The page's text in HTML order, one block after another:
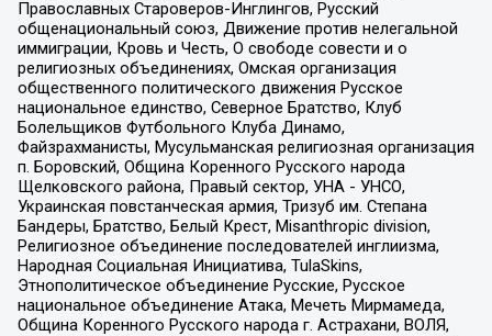
Православных Староверов-Инглингов, Русский
общенациональный союз, Движение против нелегальной
иммиграции, Кровь и Честь, О свободе совести и о
религиозных объединениях, Омская организация
общественного политического движения Русское
национальное единство, Северное Братство, Клуб
Болельщиков Футбольного Клуба Динамо,
Файзрахманисты, Мусульманская религиозная организация
п. Боровский, Община Коренного Русского народа
Щелковского района, Правый сектор, УНА - УНСО,
Украинская повстанческая армия, Тризуб им. Степана
Бандеры, Братство, Белый Крест, Misanthropic division,
Религиозное объединение последователей инглиизма,
Народная Социальная Инициатива, TulaSkins,
Этнополитическое объединение Русские, Русское
национальное объединение Атака, Мечеть Мирмамеда,
Община Коренного Русского народа г. Астрахани, ВОЛЯ,